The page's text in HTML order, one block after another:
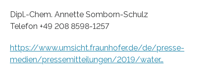
Dipl.-Chem. Annette Somborn-Schulz
Telefon +49 208 8598-1257
https://www.umsicht.fraunhofer.de/de/presse-
medien/pressemitteilungen/2019/water…